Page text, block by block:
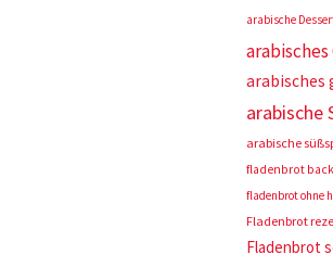
arabische
arabisches
arabisches
arabische
arabische
fladenbrot
fladenbrot ohne
Fladenbrot
Fladenbrot